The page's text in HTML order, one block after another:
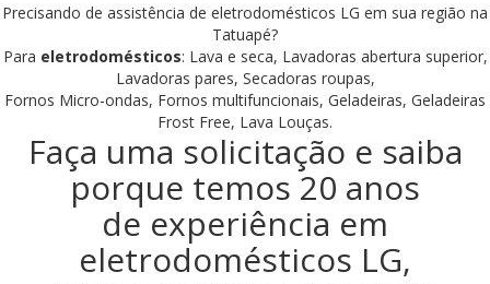
Precisando de assistência de eletrodomésticos LG em sua região na
Tatuapé?
Para eletrodomésticos: Lava e seca, Lavadoras abertura superior,
Lavadoras pares, Secadoras roupas,
Fornos Micro-ondas, Fornos multifuncionais, Geladeiras, Geladeiras
Frost Free, Lava Louças.
Faça uma solicitação e saiba
porque temos 20 anos
de experiência em
eletrodomésticos LG,